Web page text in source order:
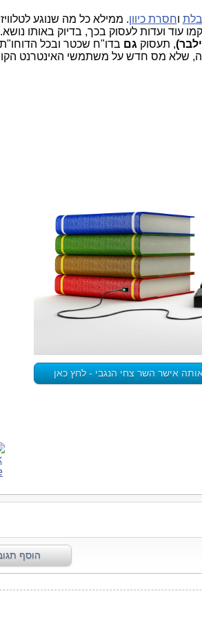
וחסרת כיוון. ממילא כל מה שנוגע
עוד ועדות לעסוק בכך, בדיוק באותו נושא.
, תעסוק גם בדו"ח שכטר ובכל
שלא מס חדש על משתמשי האינטרנט
אישר השר צחי הנגבי - לחץ כאן